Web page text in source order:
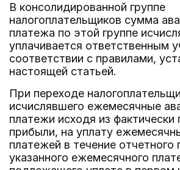
В консолидированной группе
налогоплательщиков сумма
платежа по этой группе
уплачивается ответственным
соответствии с правилами,
настоящей статьей.
При переходе
исчислявшего ежемесячные
платежи исходя из фактически
прибыли, на уплату
платежей в течение
указанного ежемесячного